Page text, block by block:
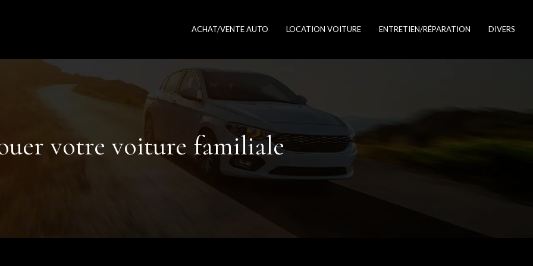
ACHAT/VENTE AUTO LOCATION VOITURE ENTRETIEN/RÉPARATION DIVERS
votre voiture familiale